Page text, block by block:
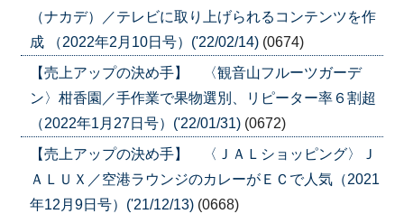
（ナカデ）／テレビに取り上げられるコンテンツを作
成 （2022年2月10日号）('22/02/14) (0674)
【売上アップの決め手】 〈観音山フルーツガーデ
ン〉柑香園／手作業で果物選別、リピーター率６割超
（2022年1月27日号）('22/01/31) (0672)
【売上アップの決め手】 〈ＪＡＬショッピング〉Ｊ
ＡＬＵＸ／空港ラウンジのカレーがＥＣで人気（2021
年12月9日号）('21/12/13) (0668)